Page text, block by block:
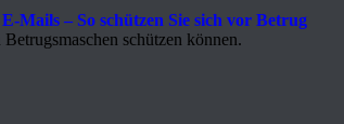
Mails – So schützen Sie sich vor Betrug
schützen können.